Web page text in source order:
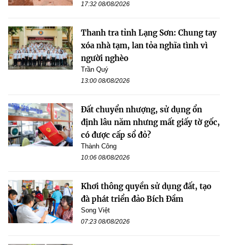
17:32 08/08/2026
Thanh tra tỉnh Lạng Sơn: Chung tay
xóa nhà tạm, lan tỏa nghĩa tình vì
người nghèo
Trần Quý
13:00 08/08/2026
Đất chuyển nhượng, sử dụng ổn
định lâu năm nhưng mất giấy tờ gốc,
có được cấp sổ đỏ?
Thành Công
10:06 08/08/2026
Khơi thông quyền sử dụng đất, tạo
đà phát triển đảo Bích Đầm
Song Việt
07:23 08/08/2026